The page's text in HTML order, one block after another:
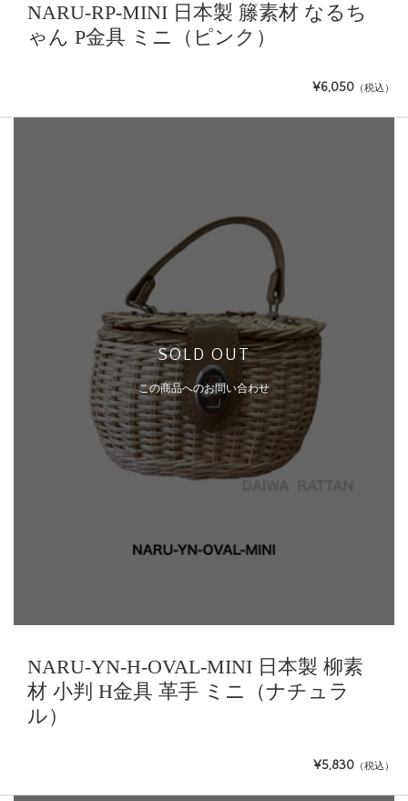
NARU-RP-MINI 日本製 籐素材 なるち
ゃん P金具 ミニ（ピンク）
¥6,050 （税込）
SOLD OUT
この商品へのお問い合わせ
NARU-YN-H-OVAL-MINI 日本製 柳素
材 小判 H金具 革手 ミニ（ナチュラ
ル）
¥5,830 （税込）